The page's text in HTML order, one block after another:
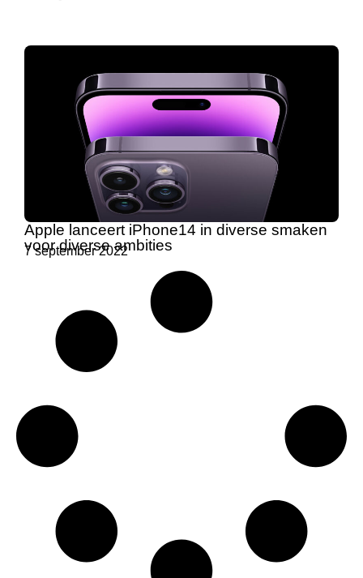
Apple lanceert iPhone14 in diverse smaken
voor diverse ambities
7 september 2022